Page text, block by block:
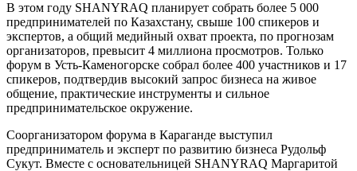
В этом году SHANYRAQ планирует собрать более 5 000
предпринимателей по Казахстану, свыше 100 спикеров и
экспертов, а общий медийный охват проекта, по прогнозам
организаторов, превысит 4 миллиона просмотров. Только
форум в Усть-Каменогорске собрал более 400 участников и 17
спикеров, подтвердив высокий запрос бизнеса на живое
общение, практические инструменты и сильное
предпринимательское окружение.
Соорганизатором форума в Караганде выступил
предприниматель и эксперт по развитию бизнеса Рудольф
Сукут. Вместе с основательницей SHANYRAQ Маргаритой